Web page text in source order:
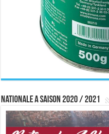
Nationale A saison 2020 / 2021